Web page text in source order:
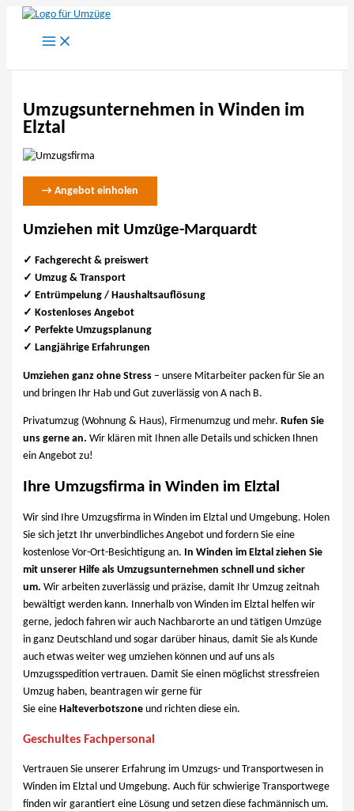
Zum
springen
Umzugsunternehmen in Winden im
Elztal
→ Angebot einholen
Umziehen mit Umzüge-Marquardt
✓ Fachgerecht & preiswert
✓ Umzug & Transport
✓ Entrümpelung / Haushaltsauflösung
✓ Kostenloses Angebot
✓ Perfekte Umzugsplanung
✓ Langjährige Erfahrungen
Umziehen ganz ohne Stress – unsere Mitarbeiter packen für Sie an
und bringen Ihr Hab und Gut zuverlässig von A nach B.
Privatumzug (Wohnung & Haus), Firmenumzug und mehr. Rufen Sie
uns gerne an. Wir klären mit Ihnen alle Details und schicken Ihnen
ein Angebot zu!
Ihre Umzugsfirma in Winden im Elztal
Wir sind Ihre Umzugsfirma in Winden im Elztal und Umgebung. Holen
Sie sich jetzt Ihr unverbindliches Angebot und fordern Sie eine
kostenlose Vor-Ort-Besichtigung an.
In Winden im Elztal ziehen Sie
mit unserer Hilfe als Umzugsunternehmen schnell und sicher
um. Wir arbeiten zuverlässig und präzise, damit Ihr Umzug zeitnah
bewältigt werden kann. Innerhalb von Winden im Elztal helfen wir
gerne, jedoch fahren wir auch Nachbarorte an und tätigen Umzüge
in ganz Deutschland und sogar darüber hinaus, damit Sie als Kunde
auch etwas weiter weg umziehen können und auf uns als
Umzugsspedition vertrauen. Damit Sie einen möglichst stressfreien
Umzug haben, beantragen wir gerne für
Sie eine Halteverbotszone und richten diese ein.
Geschultes Fachpersonal
Vertrauen Sie unserer Erfahrung im Umzugs- und Transportwesen in
Winden im Elztal und Umgebung. Auch für schwierige Transportwege
finden wir garantiert eine Lösung und setzen diese fachmännisch um.